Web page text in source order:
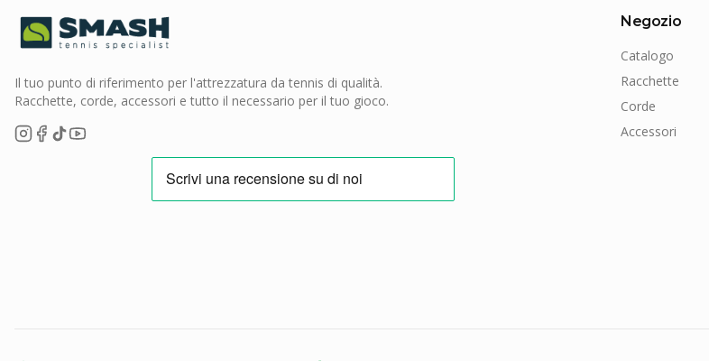
Il tuo punto di riferimento per l'attrezzatura da tennis di qualità.
Racchette, corde, accessori e tutto il necessario per il tuo gioco.
Negozio
Catalogo
Racchette
Corde
Accessori